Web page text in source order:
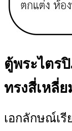
ตู้พระไตร
ทรงสี่เหลี่
เอกลักษณ์เ